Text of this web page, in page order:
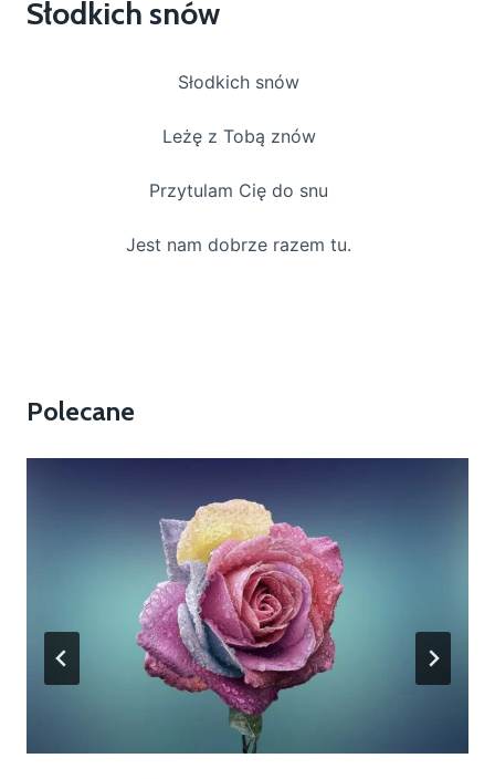
Słodkich snów
Słodkich snów
Leżę z Tobą znów
Przytulam Cię do snu
Jest nam dobrze razem tu.
Polecane